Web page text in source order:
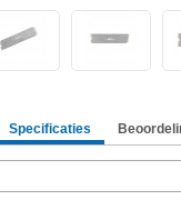
Specificaties